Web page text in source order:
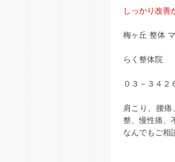
しっかり改善
梅ヶ丘 整体
らく整体院
０３－３４２
肩こり、腰
整、慢性痛、
なんでもご相